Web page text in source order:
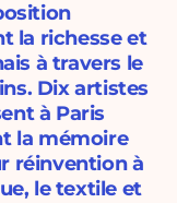
la richesse et
à travers le
Dix artistes
à Paris
la mémoire
réinvention à
le textile et